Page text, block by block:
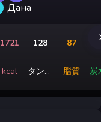
Дана
1721
kcal
128
タンパ
87
脂質
炭